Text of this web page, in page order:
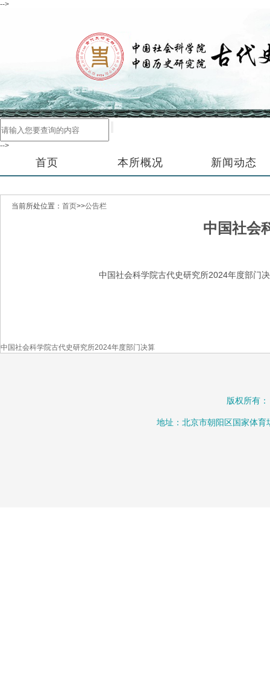
-->
-->
首页 本所概况 新闻动态
当前所处位置： 首页>>公告栏
中国社会
中国社会科学院古代史研究所2024年度部门
中国社会科学院古代史研究所2024年度部门决算
版权所有
地址：北京市朝阳区国家体